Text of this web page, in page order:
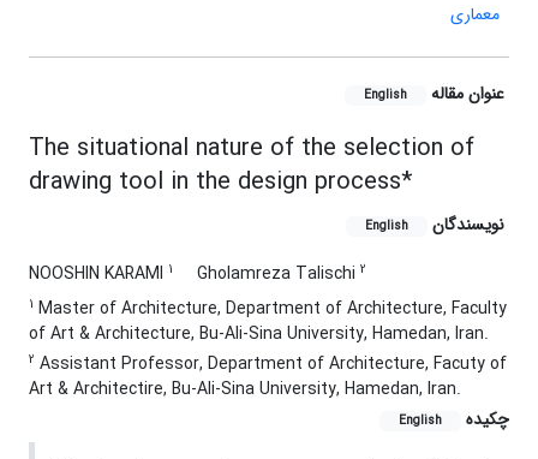
معماری
عنوان مقاله English
The situational nature of the selection of
drawing tool in the design process*
نویسندگان English
NOOSHIN KARAMI 1 Gholamreza Talischi 2
1 Master of Architecture, Department of Architecture, Faculty
of Art & Architecture, Bu-Ali-Sina University, Hamedan, Iran.
2 Assistant Professor, Department of Architecture, Facuty of
Art & Architectire, Bu-Ali-Sina University, Hamedan, Iran.
چکیده
English